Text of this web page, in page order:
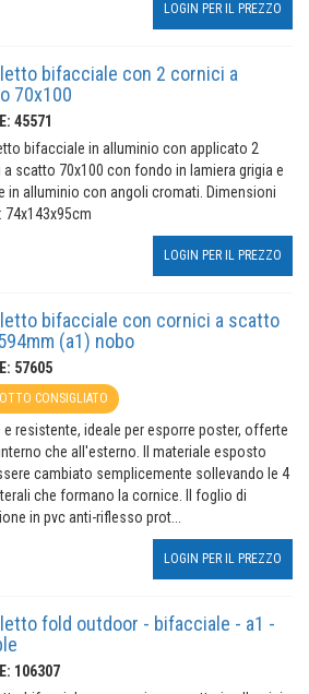
LOGIN PER IL PREZZO
bifacciale con 2 cornici a
70x100
45571
bifacciale in alluminio con applicato 2
scatto 70x100 con fondo in lamiera grigia e
in alluminio con angoli cromati. Dimensioni
74x143x95cm
LOGIN PER IL PREZZO
bifacciale con cornici a scatto
(a1) nobo
57605
CONSIGLIATO
e resistente, ideale per esporre poster, offerte
che all'esterno. Il materiale esposto
cambiato semplicemente sollevando le 4
che formano la cornice. Il foglio di
in pvc anti-riflesso prot...
LOGIN PER IL PREZZO
fold outdoor - bifacciale - a1 -
106307